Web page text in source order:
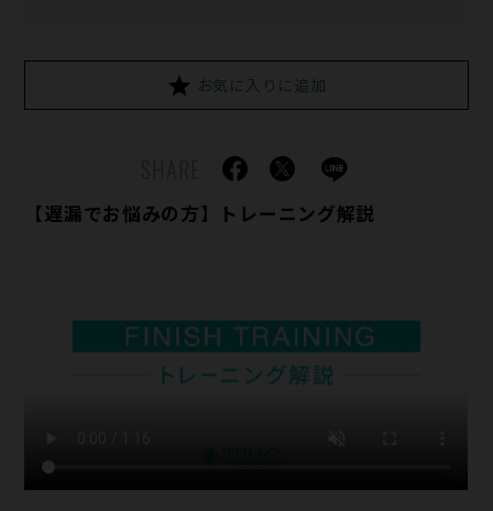
お気に入りに追加
【遅漏でお悩みの方】トレーニング解説